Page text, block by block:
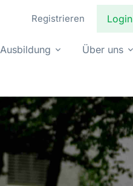
Registrieren Login
Ausbildung Über uns